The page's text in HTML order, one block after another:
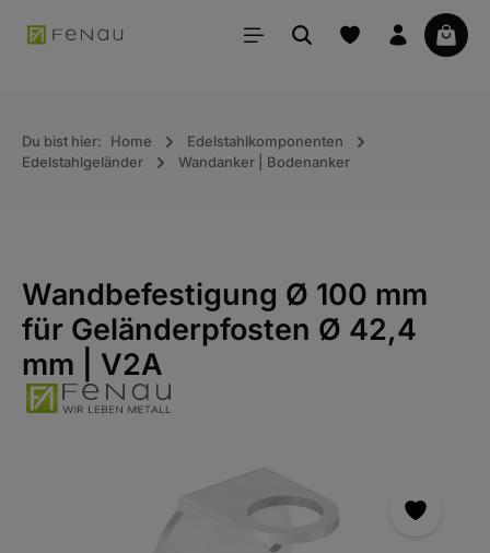
springen
Du bist hier: Home
Edelstahlkomponenten
Edelstahlgeländer
Wandanker | Bodenanker
Wandbefestigung Ø 100 mm
für Geländerpfosten Ø 42,4
mm | V2A